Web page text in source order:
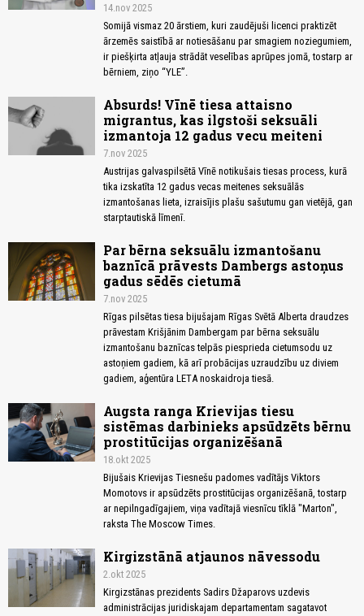
14.nov 2025
Somijā vismaz 20 ārstiem, kuri zaudējuši licenci praktizēt
ārzemēs saistībā ar notiesāšanu par smagiem noziegumiem,
ir piešķirta atļauja strādāt veselības aprūpes jomā, tostarp ar
bērniem, ziņo “YLE”.
Absurds! Vīnē tiesa attaisno
migrantus, kas ilgstoši seksuāli
izmantoja 12 gadus vecu meiteni
7.nov 2025
Austrijas galvaspilsētā Vīnē notikušais tiesas process, kurā
tika izskatīta 12 gadus vecas meitenes seksuālās
izmantošanas lieta, izraisījis plašu sašutumu gan vietējā, gan
starptautiskā līmenī.
Par bērna seksuālu izmantošanu
baznīcā prāvests Dambergs astoņus
gadus sēdēs cietumā
7.nov 2025
Rīgas pilsētas tiesa bijušajam Rīgas Svētā Alberta draudzes
prāvestam Krišjānim Dambergam par bērna seksuālu
izmantošanu baznīcas telpās piesprieda cietumsodu uz
astoņiem gadiem, kā arī probācijas uzraudzību uz diviem
gadiem, aģentūra LETA noskaidroja tiesā.
Augsta ranga Krievijas tiesu
sistēmas darbinieks apsūdzēts bērnu
prostitūcijas organizēšanā
18.okt 2025
Bijušais Krievijas Tiesnešu padomes vadītājs Viktors
Momotovs ir apsūdzēts prostitūcijas organizēšanā, tostarp
ar nepilngadīgajiem, viņa vadītajā viesnīcu tīklā "Marton",
raksta The Moscow Times.
Kirgizstānā atjaunos nāvessodu
2.okt 2025
Kirgizstānas prezidents Sadirs Džaparovs uzdevis
administrācijas juridiskajam departamentam sagatavot